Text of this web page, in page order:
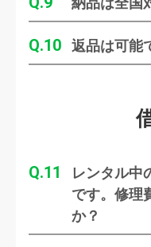
10 返品は可能
11
レンタル中
です。修理
か？